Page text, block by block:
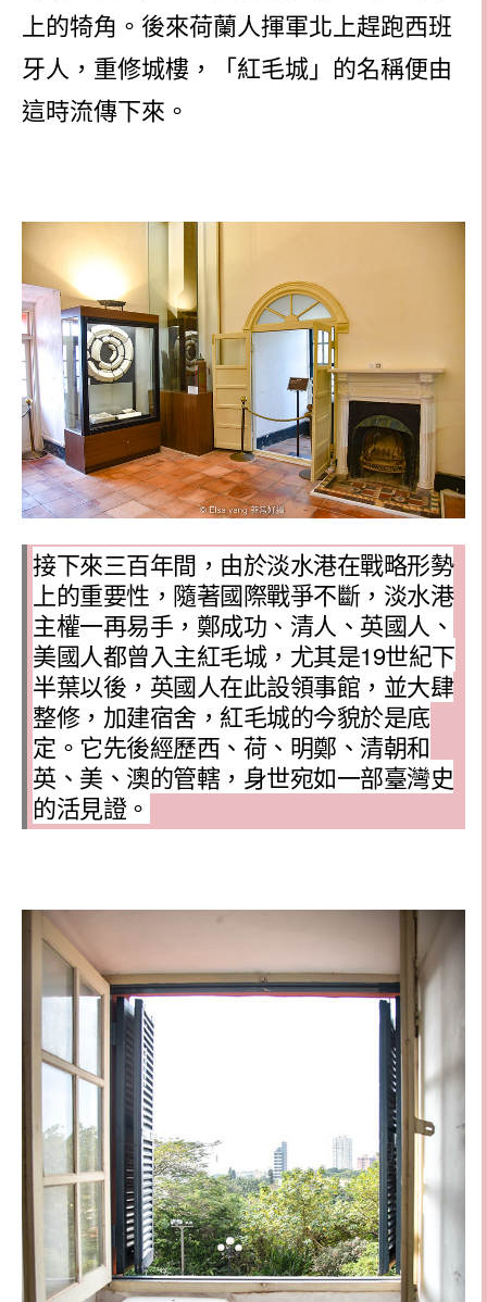
上的犄角。後來荷蘭人揮軍北上趕跑西班
牙人，重修城樓，「紅毛城」的名稱便由
這時流傳下來。
接下來三百年間，由於淡水港在戰略形勢
上的重要性，隨著國際戰爭不斷，淡水港
主權一再易手，鄭成功、清人、英國人、
美國人都曾入主紅毛城，尤其是19世紀下
半葉以後，英國人在此設領事館，並大肆
整修，加建宿舍，紅毛城的今貌於是底
定。它先後經歷西、荷、明鄭、清朝和
英、美、澳的管轄，身世宛如一部臺灣史
的活見證。